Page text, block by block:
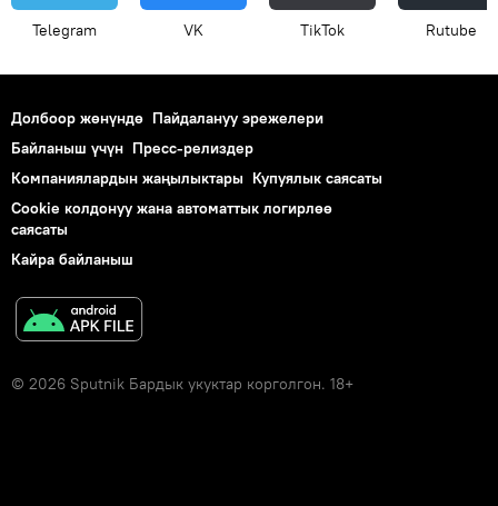
Telegram VK ТikТоk Rutube
Долбоор жөнүндө Пайдалануу эрежелери
Байланыш үчүн Пресс-релиздер
Компаниялардын жаңылыктары Купуялык саясаты
Cookie колдонуу жана автоматтык логирлөө
саясаты
Кайра байланыш
© 2026 Sputnik Бардык укуктар корголгон. 18+